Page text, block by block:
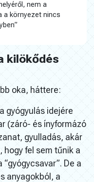
nem a
a környezet nincs
kilökődés
oka, háttere:
gyógyulás idejére
(záró- és ínyformázó
gyulladás, akár
hogy fel sem tűnik a
De a
anyagokból, a